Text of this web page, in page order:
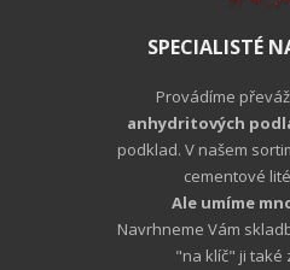
SPECIALISTÉ
Provádíme
anhydritových
podklad. V našem
cementové
Ale umíme
Navrhneme Vám
"na klíč" ji také